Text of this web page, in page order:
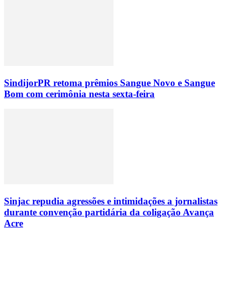
SindijorPR retoma prêmios Sangue Novo e Sangue
Bom com cerimônia nesta sexta-feira
Sinjac repudia agressões e intimidações a jornalistas
durante convenção partidária da coligação Avança
Acre